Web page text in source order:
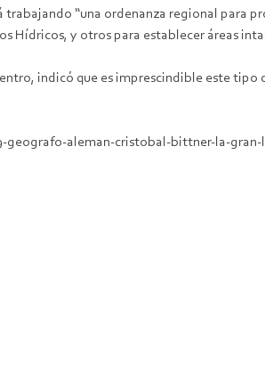
trabajando “una ordenanza regional para
Hídricos, y otros para establecer áreas
indicó que es imprescindible este
aleman-cristobal-bittner-la-